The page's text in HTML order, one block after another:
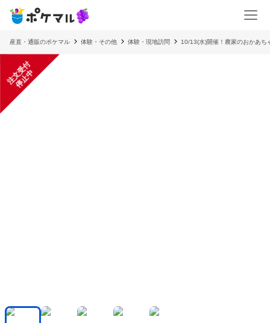
産直・通販のポケマル 体験・その他 体験・現地訪問 10/13(水)開催！農家のおかあち
注
文
受
付
停
止
中